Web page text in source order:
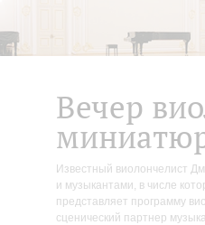
Вечер
Известный виолончелист
и музыкантами, в числе
представляет программу
сценический партнер